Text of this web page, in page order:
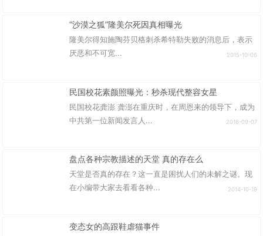
“沙漠之狐”隆美尔死因真相曝光
隆美尔得知施陶芬贝格刺杀希特勒失败的消息后，表示
厌恶和不可宽...
2015-10-06
民国校花素颜照曝光：秒杀现代整容女星
民国校花龚澎 龚澎在重庆时，在周恩来的领导下，成为
中共第一位新闻发言人...
2016-09-07
盘点各种宗教描述的天堂 真的存在么
天堂是否真的存在？这一直是困扰人们的未解之谜。现
在小编带大家去看看各种...
2014-10-19
变态女的高跟鞋虐猫事件